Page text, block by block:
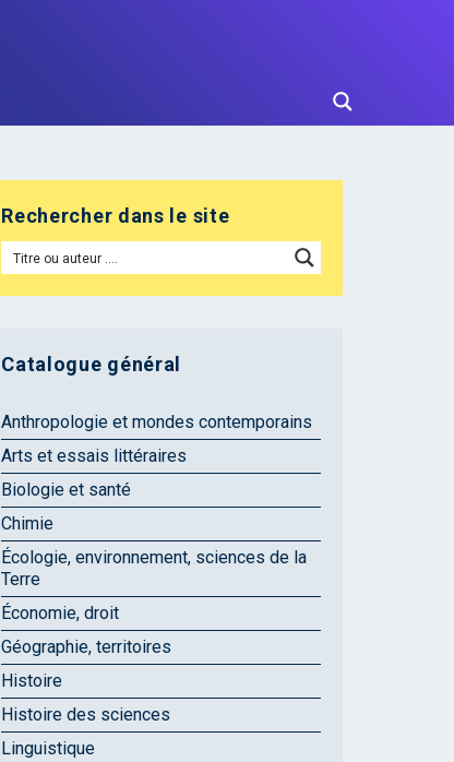
Rechercher dans le site
Catalogue général
Anthropologie et mondes contemporains
Arts et essais littéraires
Biologie et santé
Chimie
Écologie, environnement, sciences de la
Terre
Économie, droit
Géographie, territoires
Histoire
Histoire des sciences
Linguistique